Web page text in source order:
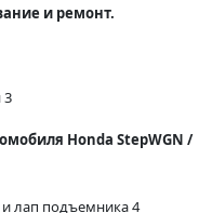
и ремонт.
3
Honda StepWGN /
и лап подъемника 4